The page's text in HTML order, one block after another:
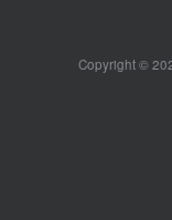
Copyright ©